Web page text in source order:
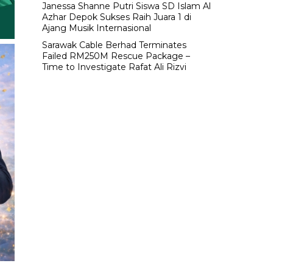
Janessa Shanne Putri Siswa SD Islam Al
Azhar Depok Sukses Raih Juara 1 di
Ajang Musik Internasional
Sarawak Cable Berhad Terminates
Failed RM250M Rescue Package –
Time to Investigate Rafat Ali Rizvi